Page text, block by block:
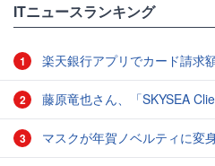
ITニュースランキング
1 楽天銀行アプリでカード請求
2 藤原竜也さん、「SKYSEA Client View」新CMで「AI労務改善」
3 マスクが年賀ノベルティに変身！ お